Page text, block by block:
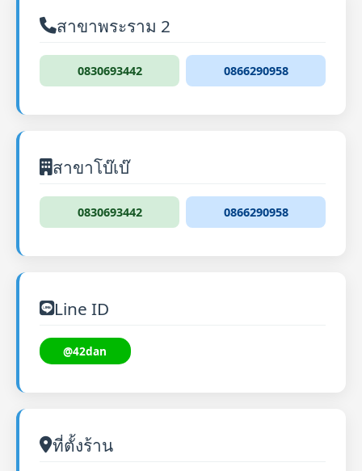
สาขาพระราม 2
0830693442 0866290958
สาขาโบ๊เบ๊
0830693442 0866290958
Line ID
@42dan
ที่ตั้งร้าน